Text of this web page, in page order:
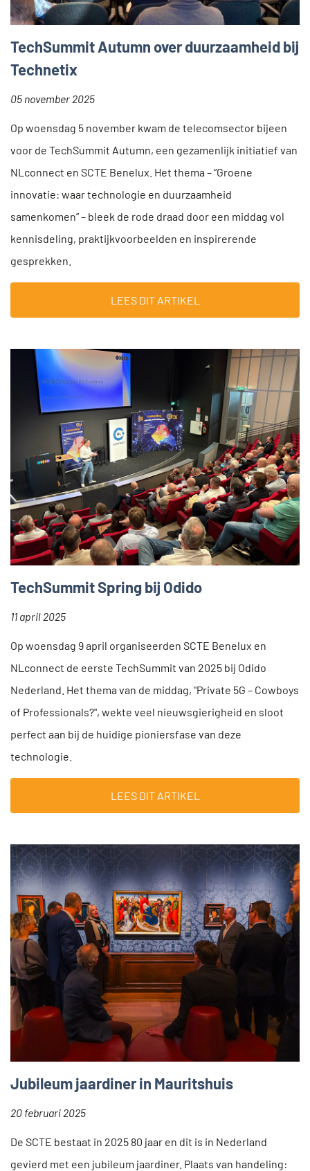
TechSummit Autumn over duurzaamheid bij
Technetix
05 november 2025
Op woensdag 5 november kwam de telecomsector bijeen
voor de TechSummit Autumn, een gezamenlijk initiatief van
NLconnect en SCTE Benelux. Het thema – “Groene
innovatie: waar technologie en duurzaamheid
samenkomen” – bleek de rode draad door een middag vol
kennisdeling, praktijkvoorbeelden en inspirerende
gesprekken.
LEES DIT ARTIKEL
TechSummit Spring bij Odido
11 april 2025
Op woensdag 9 april organiseerden SCTE Benelux en
NLconnect de eerste TechSummit van 2025 bij Odido
Nederland. Het thema van de middag, "Private 5G – Cowboys
of Professionals?", wekte veel nieuwsgierigheid en sloot
perfect aan bij de huidige pioniersfase van deze
technologie.
LEES DIT ARTIKEL
Jubileum jaardiner in Mauritshuis
20 februari 2025
De SCTE bestaat in 2025 80 jaar en dit is in Nederland
gevierd met een jubileum jaardiner. Plaats van handeling: